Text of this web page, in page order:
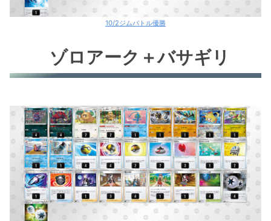
ロストバレット
れんげきインテレオンV
グレイシアV
ヒスイヌメルゴンV
ロストバレット②
10/2ジムバトル優勝
ゾロアーク＋バサギリ